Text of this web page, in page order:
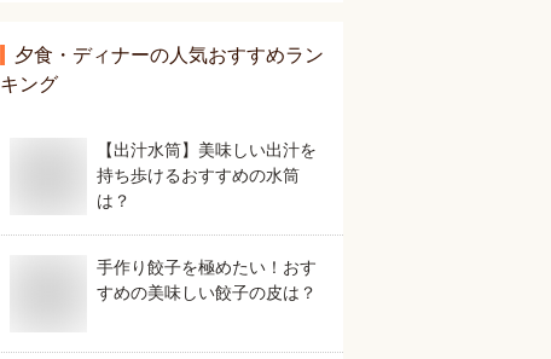
夕食・ディナーの人気おすすめラン
キング
【出汁水筒】美味しい出汁を
持ち歩けるおすすめの水筒
は？
手作り餃子を極めたい！おす
すめの美味しい餃子の皮は？